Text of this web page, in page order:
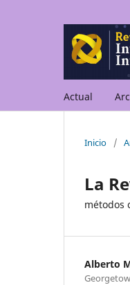
Actual
Inicio /
La
métodos
Alberto